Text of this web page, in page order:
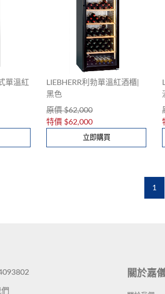
單溫紅
LIEBHERR利勃單溫紅酒櫃|
黑色
原價 $62,000
特價 $62,000
立即購買
1
關於嘉